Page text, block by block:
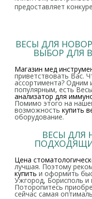
предоставляет
ВЕСЫ ДЛЯ
ВЫБОР ДЛЯ
Магазин мед
приветствовать Вас.
ассортимента? Одним
популярным, есть
анализатор для
Помимо этого на
возможность купить
оборудование.
ВЕСЫ ДЛЯ
Цена
лучшая. Поэтому
купить и оформить
Ужгород, Борисполь и
Поторопитесь
сейчас самая